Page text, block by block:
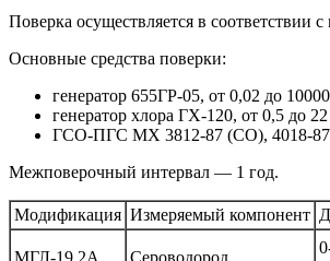
Поверка осуществляется в
Основные средства поверки:
генератор 655ГР-05, от 0,02 до
генератор хлора ГХ-120, от 0,5 до
ГСО-ПГС МХ 3812-87 (СО), 4018-87
Межповерочный интервал — 1 год.
Модификация Измеряемый компонент